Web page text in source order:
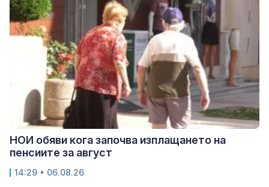
НОИ обяви кога започва изплащането на
пенсиите за август
14:29 • 06.08.26